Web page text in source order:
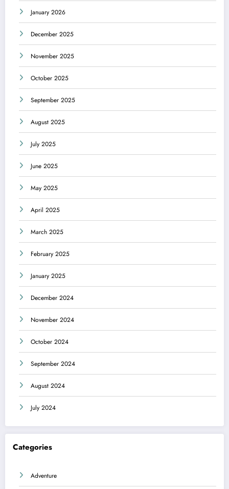
January 2026
December 2025
November 2025
October 2025
September 2025
August 2025
July 2025
June 2025
May 2025
April 2025
March 2025
February 2025
January 2025
December 2024
November 2024
October 2024
September 2024
August 2024
July 2024
Categories
Adventure